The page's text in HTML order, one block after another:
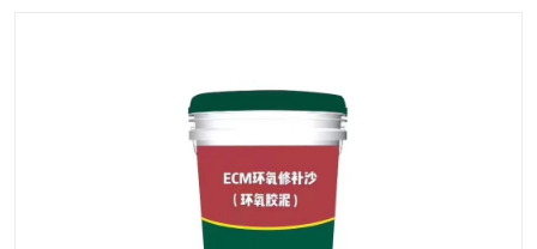
水泥路面修补材料
沥青冷补料
速凝剂